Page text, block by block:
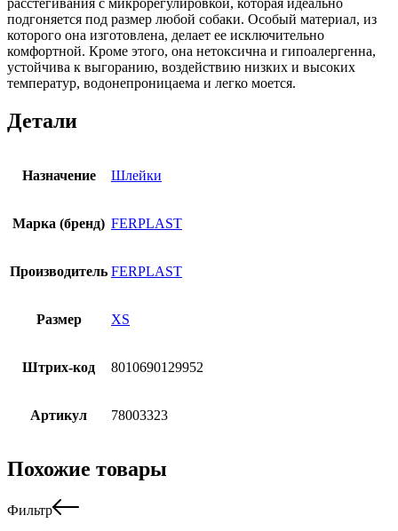
подгоняется под размер любой собаки. Особый материал, из
которого она изготовлена, делает ее исключительно
комфортной. Кроме этого, она нетоксична и гипоалергенна,
устойчива к выгоранию, воздействию низких и высоких
температур, водонепроницаема и легко моется.
Детали
Назначение Шлейки
Марка (бренд) FERPLAST
Производитель FERPLAST
Размер XS
Штрих-код 8010690129952
Артикул 78003323
Похожие товары
Фильтр